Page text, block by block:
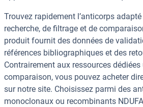
Trouvez rapidement l’anticorps
recherche, de filtrage et de
produit fournit des données de
références bibliographiques et des
Contrairement aux ressources
comparaison, vous pouvez acheter
sur notre site. Choisissez parmi des
monoclonaux ou recombinants